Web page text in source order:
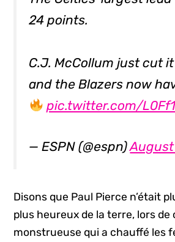
24 points.
C.J. McCollum just cut
and the Blazers now
pic.twitter.com/
— ESPN (@espn)
Disons que Paul Pierce n’était
plus heureux de la terre, lors
monstrueuse qui a chauffé les